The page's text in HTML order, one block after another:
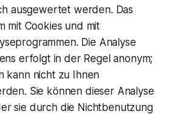
ausgewertet werden. Das
mit Cookies und mit
Die Analyse
erfolgt in der Regel anonym;
kann nicht zu Ihnen
Sie können dieser Analyse
sie durch die Nichtbenutzung